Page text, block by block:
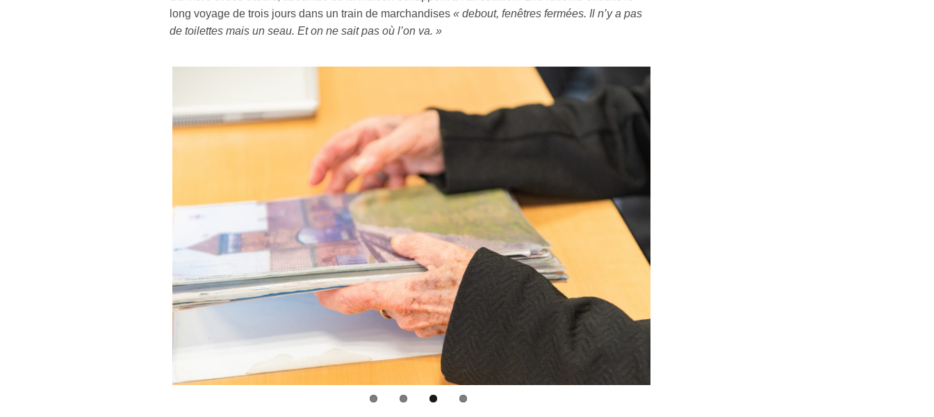
long voyage de trois jours dans un train de marchandises « debout, fenêtres fermées. Il n’y a pas
de toilettes mais un seau. Et on ne sait pas où l’on va. »